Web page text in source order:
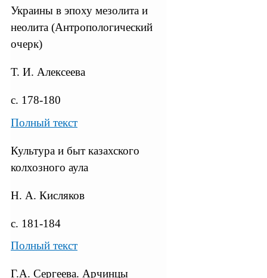
Украины в эпоху мезолита и
неолита (Антропологический
очерк)
Т. И. Алексеева
с. 178-180
Полный текст
Культура и быт казахского
колхозного аула
Н. А. Кисляков
с. 181-184
Полный текст
Г.А. Сергеева. Арчинцы